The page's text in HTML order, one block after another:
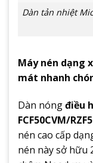
Dàn tản nhiệt
Máy nén dạng
mát nhanh
Dàn nóngđiều
FCF50CVM/
nén cao cấp
nén này sở hữu